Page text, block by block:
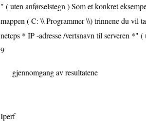
" ( uten anførselstegn ) Som et konkret
mappen ( C: \\ Programmer \\) trinnene du vil
netcps * IP -adresse /vertsnavn til serveren *"
9
gjennomgang av resultatene
Iperf